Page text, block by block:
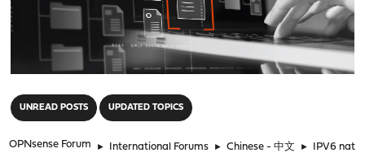
UNREAD POSTS UPDATED TOPICS
OPNsense Forum ► International Forums ► Chinese - 中文 ► IPV6 nat